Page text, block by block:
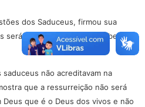
dos Saduceus, firmou sua
será a mesma vida, porém liberta de
não acreditavam na
que a ressurreição não será
que é o Deus dos vivos e não